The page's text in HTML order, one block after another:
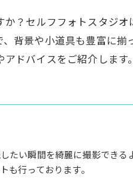
？セルフフォトスタジ
背景や小道具も豊富に
ドバイスをご紹介します。
い瞬間を綺麗に撮影できる
も行っております。